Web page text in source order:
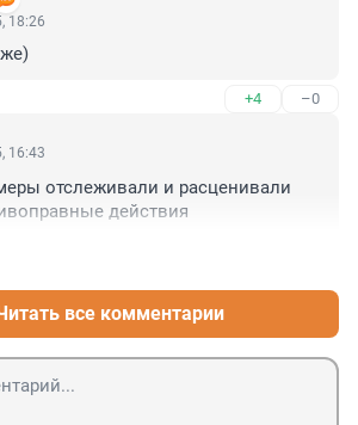
18:26
+4 –0
16:43
отслеживали и расценивали
действия
все комментарии